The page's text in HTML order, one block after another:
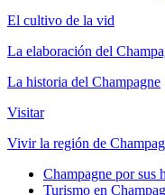
El cultivo de la vid
La elaboración del
La historia del Champagne
Visitar
Vivir la región de
Champagne por sus
Turismo en